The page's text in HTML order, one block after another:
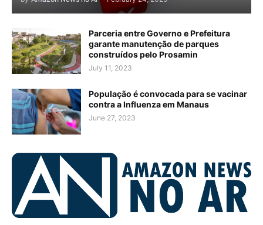
Parceria entre Governo e Prefeitura
garante manutenção de parques
construídos pelo Prosamin
July 11, 2023
População é convocada para se vacinar
contra a Influenza em Manaus
June 27, 2023